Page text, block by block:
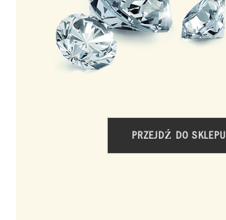
PRZEJDŹ DO SKLEPU
Kantor Millennium
ul. Złota 59, p.: 1442 (14 pietro), 00-120 Warszawa